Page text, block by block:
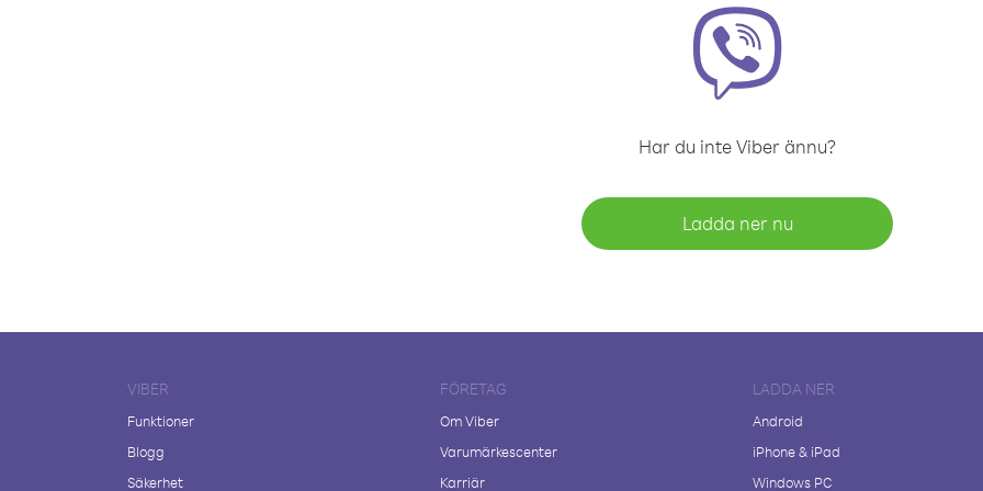
Har du inte Viber ännu?
Ladda ner nu
VIBER
Funktioner
Blogg
Säkerhet
FÖRETAG
Om Viber
Varumärkescenter
Karriär
LADDA NER
Android
iPhone & iPad
Windows PC